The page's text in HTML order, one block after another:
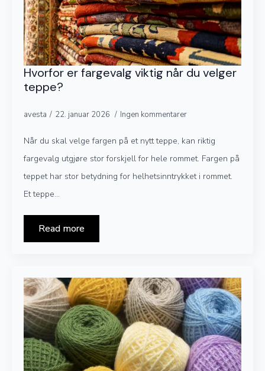
Hvorfor er fargevalg viktig når du velger
teppe?
avesta 22. januar 2026 Ingen kommentarer
Når du skal velge fargen på et nytt teppe, kan riktig
fargevalg utgjøre stor forskjell for hele rommet. Fargen på
teppet har stor betydning for helhetsinntrykket i rommet.
Et teppe…
Read more